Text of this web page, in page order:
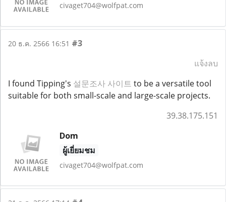
civaget704@wolfpat.com
20 ธ.ค. 2566 16:51 #3
แจ้งลบ
I found Tipping's 설문조사 사이트 to be a versatile tool
suitable for both small-scale and large-scale projects.
39.38.175.151
Dom
ผู้เยี่ยมชม
civaget704@wolfpat.com